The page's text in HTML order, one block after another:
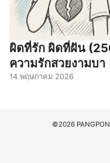
ผิดที่รัก ผิดที่ฝัน
ความรักสวยงามบา
14 พฤษภาคม 2026
©2026